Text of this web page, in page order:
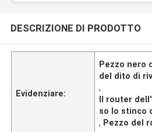
DESCRIZIONE DI PRODOTTO
Evidenziare:
Pezzo nero
del dito di
,
Il router
so lo stinco
, Pezzo del